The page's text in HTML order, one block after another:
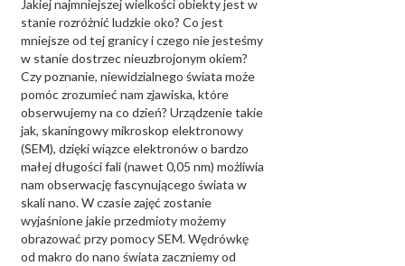
Jakiej najmniejszej wielkości obiekty jest w
stanie rozróżnić ludzkie oko? Co jest
mniejsze od tej granicy i czego nie jesteśmy
w stanie dostrzec nieuzbrojonym okiem?
Czy poznanie, niewidzialnego świata może
pomóc zrozumieć nam zjawiska, które
obserwujemy na co dzień? Urządzenie takie
jak, skaningowy mikroskop elektronowy
(SEM), dzięki wiązce elektronów o bardzo
małej długości fali (nawet 0,05 nm) możliwia
nam obserwację fascynującego świata w
skali nano. W czasie zajęć zostanie
wyjaśnione jakie przedmioty możemy
obrazować przy pomocy SEM. Wędrówkę
od makro do nano świata zaczniemy od